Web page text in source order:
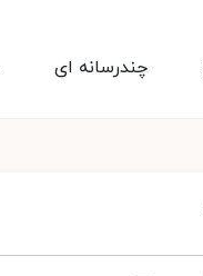
چندرسانه ای